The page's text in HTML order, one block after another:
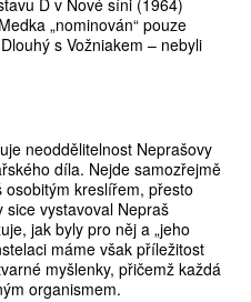
D v Nové síni (1964)
„nominován“ pouze
s Vožniakem – nebyli
neoddělitelnost Neprašovy
díla. Nejde samozřejmě
kreslířem, přesto
vystavoval Nepraš
jak byly pro něj a „jeho
máme však příležitost
myšlenky, přičemž každá
organismem.